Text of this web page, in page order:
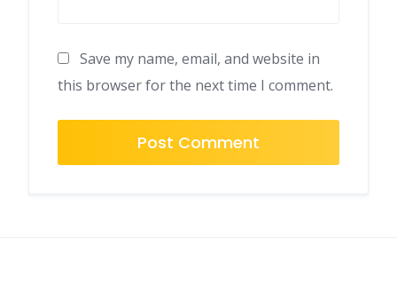
Save my name, email, and website in
this browser for the next time I comment.